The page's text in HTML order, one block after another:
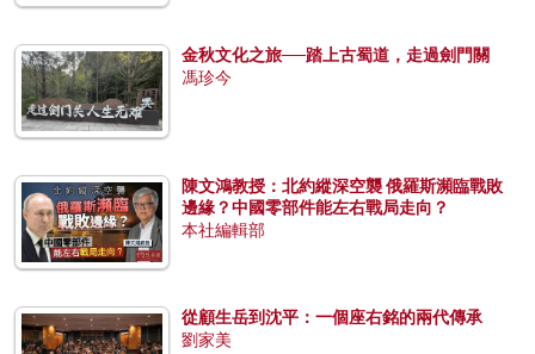
金秋文化之旅──踏上古蜀道，走過劍門關
馮珍今
陳文鴻教授：北約縱深空襲 俄羅斯瀕臨戰敗
邊緣？中國零部件能左右戰局走向？
本社編輯部
從顧生岳到沈平：一個座右銘的兩代傳承
劉家美